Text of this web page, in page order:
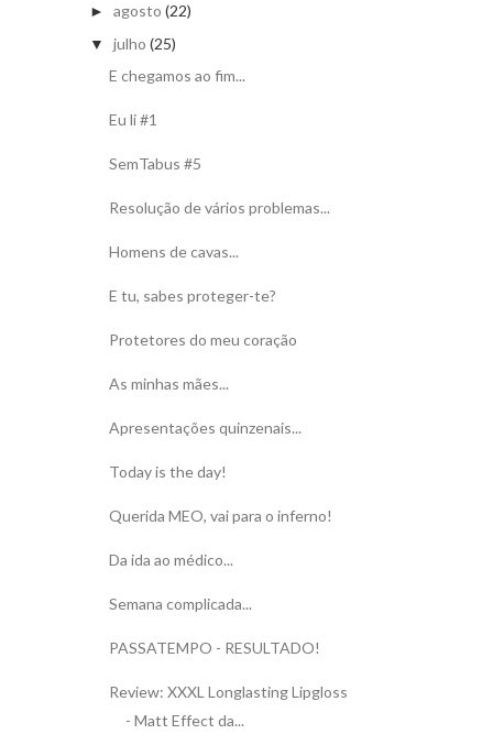
► agosto (22)
▼ julho (25)
E chegamos ao fim...
Eu li #1
SemTabus #5
Resolução de vários problemas...
Homens de cavas...
E tu, sabes proteger-te?
Protetores do meu coração
As minhas mães...
Apresentações quinzenais...
Today is the day!
Querida MEO, vai para o inferno!
Da ida ao médico...
Semana complicada...
PASSATEMPO - RESULTADO!
Review: XXXL Longlasting Lipgloss
- Matt Effect da...